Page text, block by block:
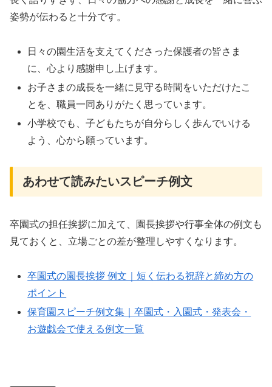
姿勢が伝わると十分です。
日々の園生活を支えてくださった保護者の皆さま
に、心より感謝申し上げます。
お子さまの成長を一緒に見守る時間をいただけたこ
とを、職員一同ありがたく思っています。
小学校でも、子どもたちが自分らしく歩んでいける
よう、心から願っています。
あわせて読みたいスピーチ例文
卒園式の担任挨拶に加えて、園長挨拶や行事全体の例文も
見ておくと、立場ごとの差が整理しやすくなります。
卒園式の園長挨拶 例文｜短く伝わる祝辞と締め方の
ポイント
保育園スピーチ例文集｜卒園式・入園式・発表会・
お遊戯会で使える例文一覧